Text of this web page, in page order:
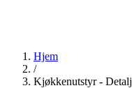
Hjem
/
Kjøkkenutstyr - Detalj